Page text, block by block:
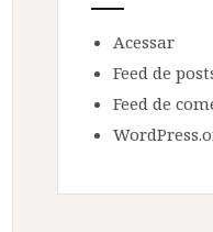
Acessar
Feed de
Feed de